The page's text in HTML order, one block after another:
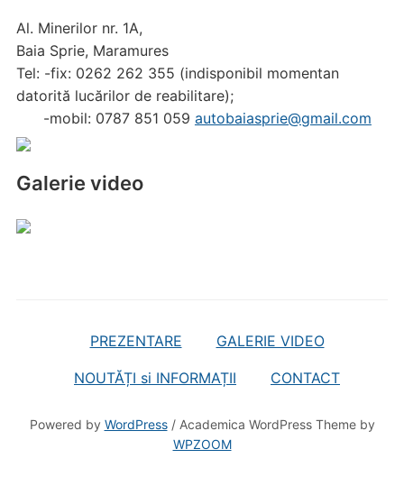
Al. Minerilor nr. 1A,
Baia Sprie, Maramures
Tel: -fix: 0262 262 355 (indisponibil momentan
datorită lucărilor de reabilitare);
-mobil: 0787 851 059 autobaiasprie@gmail.com
Galerie video
PREZENTARE GALERIE VIDEO
NOUTĂȚI si INFORMAȚII CONTACT
Powered by WordPress/ Academica WordPress Theme by
WPZOOM